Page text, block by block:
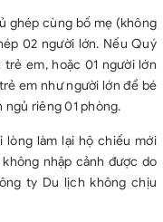
ghép cùng bố mẹ (không
02 người lớn. Nếu Quý
em, hoặc 01 người lớn
em như người lớn để bé
riêng 01 phòng.
lòng làm lại hộ chiếu mới
nhập cảnh được do
ty Du lịch không chịu